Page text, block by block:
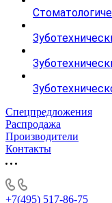
Спецпредложения
Распродажа
Производители
Контакты
+7(495) 517-86-75